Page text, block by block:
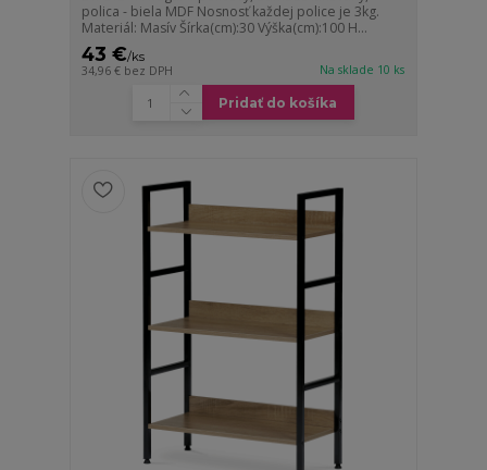
polica - biela MDF Nosnosť každej police je 3kg.
Materiál: Masív Šírka(cm):30 Výška(cm):100 H...
43 €/ks
34,96 € bez DPH Na sklade 10 ks
Pridať do košíka